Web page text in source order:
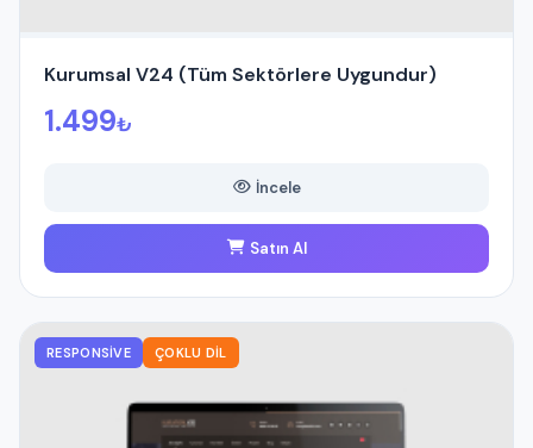
Kurumsal V24 (Tüm Sektörlere Uygundur)
1.499₺
İncele
Satın Al
RESPONSIVE ÇOKLU DIL